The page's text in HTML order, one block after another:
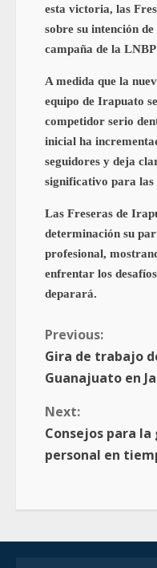
esta victoria, las
sobre su intención
campaña de la
A medida que la
equipo de Irapuato
competidor serio
inicial ha
seguidores y deja
significativo para las
Las Freseras de
determinación su
profesional,
enfrentar los
deparará.
Previous:
Gira de trabajo
Guanajuato en
Next:
Consejos para
personal en